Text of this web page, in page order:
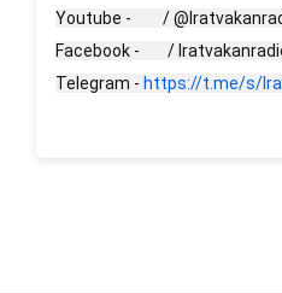
Youtube -
/
Facebook -
/
Telegram - https://t.me/s/